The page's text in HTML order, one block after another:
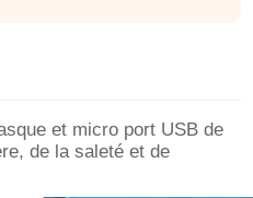
et micro port USB de
de la saleté et de